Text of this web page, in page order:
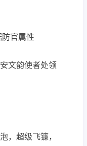
官属性
文韵使者处领
，超级飞镰，